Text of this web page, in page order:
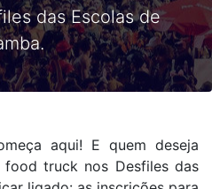
das Escolas de
aqui! E quem deseja
truck nos Desfiles das